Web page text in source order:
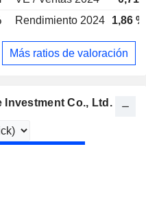
Rendimiento 2024 1,86 %
Más ratios de valoración
Investment Co., Ltd.